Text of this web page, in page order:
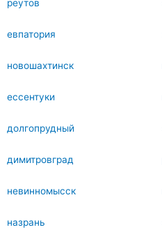
реутов
евпатория
новошахтинск
ессентуки
долгопрудный
димитровград
невинномысск
назрань